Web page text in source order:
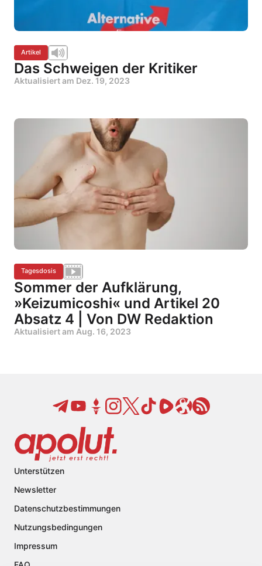
Artikel
Das Schweigen der Kritiker
Aktualisiert am Dez. 19, 2023
Tagesdosis
Sommer der Aufklärung,
»Keizumicoshi« und Artikel 20
Absatz 4 | Von DW Redaktion
Aktualisiert am Aug. 16, 2023
Unterstützen
Newsletter
Datenschutzbestimmungen
Nutzungsbedingungen
Impressum